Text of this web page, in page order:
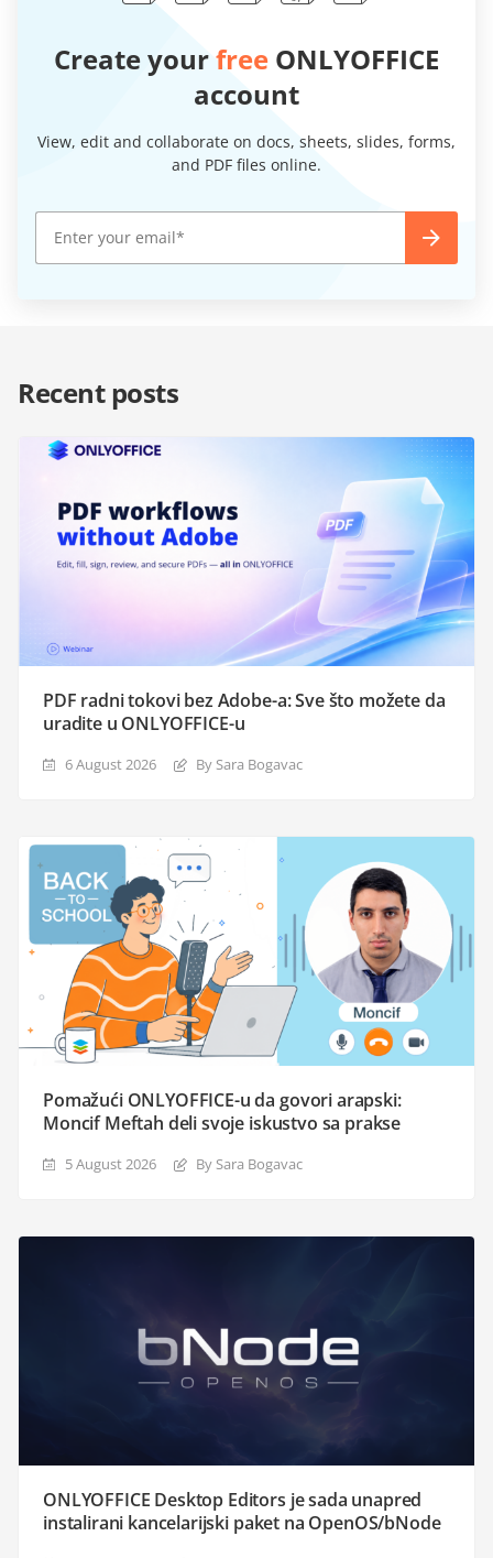
Create yourfree ONLYOFFICE
account
View, edit and collaborate on docs, sheets, slides, forms,
and PDF files online.
Recent posts
PDF radni tokovi bez Adobe-a: Sve što možete da
uradite u ONLYOFFICE-u
6 August 2026 By Sara Bogavac
Pomažući ONLYOFFICE-u da govori arapski:
Moncif Meftah deli svoje iskustvo sa prakse
5 August 2026 By Sara Bogavac
ONLYOFFICE Desktop Editors je sada unapred
instalirani kancelarijski paket na OpenOS/bNode